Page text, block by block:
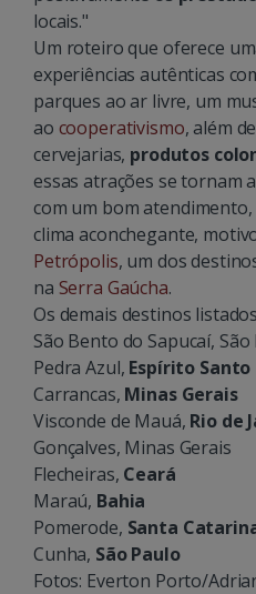
locais."
Um roteiro que oferece
experiências autênticas
parques ao ar livre, um
ao cooperativismo, além
cervejarias, produtos
essas atrações se tornam
com um bom
clima aconchegante,
Petrópolis, um dos
na Serra Gaúcha.
Os demais destinos
São Bento do Sapucaí, São
Pedra Azul, Espírito Santo
Carrancas, Minas Gerais
Visconde de Mauá, Rio de
Gonçalves, Minas Gerais
Flecheiras, Ceará
Maraú, Bahia
Pomerode, Santa
Cunha, São Paulo
Fotos: Everton Porto/